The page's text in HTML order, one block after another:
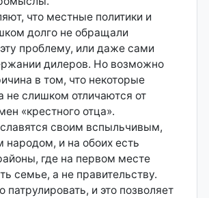
что местные политики и
долго не обращали
проблему, или даже сами
дилеров. Но возможно
в том, что некоторые
не слишком отличаются от
«крестного отца».
своим вспыльчивым,
народом, и на обоих есть
где на первом месте
семье, а не правительству.
патрулировать, и это позволяет